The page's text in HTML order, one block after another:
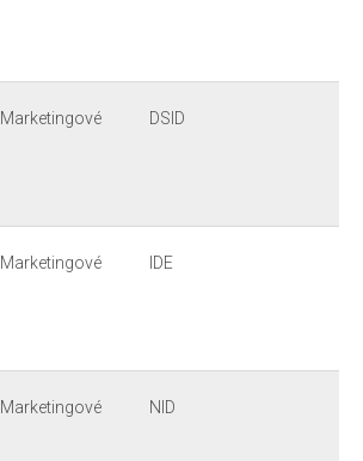
Marketingové DSID
Marketingové IDE
Marketingové NID